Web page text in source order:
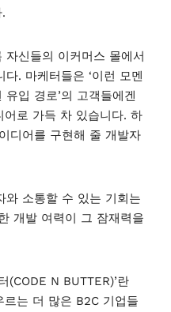
자신들의 이커머스 몰에서
. 마케터들은 ‘이런 모멘
유입 경로’의 고객들에겐
어로 가득 차 있습니다. 하
디어를 구현해 줄 개발자
와 소통할 수 있는 기회는
개발 여력이 그 잠재력을
(CODE N BUTTER)’란
는 더 많은 B2C 기업들